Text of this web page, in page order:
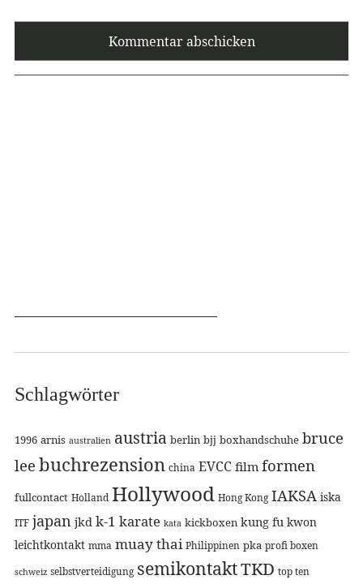
Schlagwörter
1996 arnis australien austria berlin bjj boxhandschuhe bruce
lee buchrezension china EVCC film formen
fullcontact Holland Hollywood Hong Kong IAKSA iska
ITF japan jkd k-1 karate kata kickboxen kung fu kwon
leichtkontakt mma muay thai Philippinen pka profi boxen
schweiz selbstverteidigung semikontaktTKD top ten